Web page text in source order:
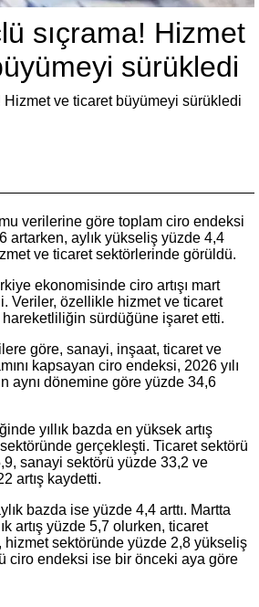
sıçrama! Hizmet
sürükledi
Hizmet ve ticaret büyümeyi sürükledi
verilerine göre toplam ciro endeksi
artarken, aylık yükseliş yüzde 4,4
ve ticaret sektörlerinde görüldü.
ekonomisinde ciro artışı mart
Veriler, özellikle hizmet ve ticaret
sürdüğüne işaret etti.
göre, sanayi, inşaat, ticaret ve
kapsayan ciro endeksi, 2026 yılı
aynı dönemine göre yüzde 34,6
yıllık bazda en yüksek artış
gerçekleşti. Ticaret sektörü
sanayi sektörü yüzde 33,2 ve
artış kaydetti.
bazda ise yüzde 4,4 arttı. Martta
artış yüzde 5,7 olurken, ticaret
hizmet sektöründe yüzde 2,8 yükseliş
ciro endeksi ise bir önceki aya göre